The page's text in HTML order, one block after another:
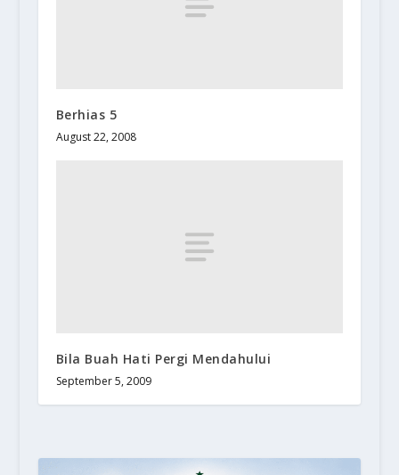
Berhias 5
August 22, 2008
Bila Buah Hati Pergi Mendahului
September 5, 2009